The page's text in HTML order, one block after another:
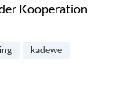
Kooperation
im KaDeWe
kadewe